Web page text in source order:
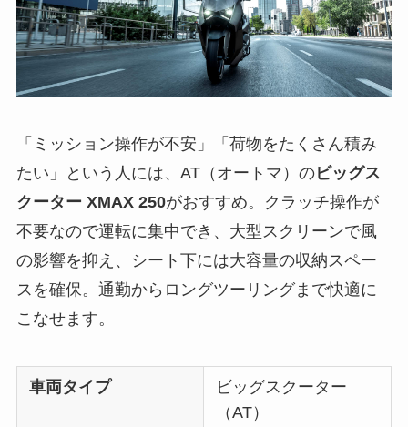
「ミッション操作が不安」「荷物をたくさん積み
たい」という人には、AT（オートマ）のビッグス
クーター XMAX 250がおすすめ。クラッチ操作が
不要なので運転に集中でき、大型スクリーンで風
の影響を抑え、シート下には大容量の収納スペー
スを確保。通勤からロングツーリングまで快適に
こなせます。
車両タイプ
ビッグスクーター
（AT）